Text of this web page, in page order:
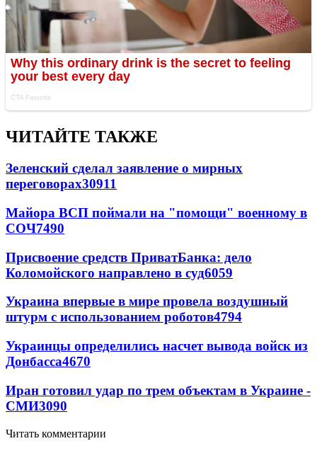
ЧИТАЙТЕ ТАКЖЕ
Зеленский сделал заявление о мирных
переговорах30911
Майора ВСП поймали на "помощи" военному в
СОЧ7490
Присвоение средств ПриватБанка: дело
Коломойского направлено в суд6059
Украина впервые в мире провела воздушный
штурм с использованием роботов4794
Украинцы определились насчет вывода войск из
Донбасса4670
Иран готовил удар по трем объектам в Украине -
СМИ3090
Читать комментарии